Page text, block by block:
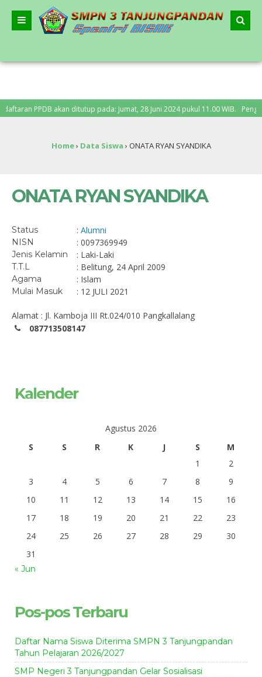
PPDB akan ditutup pada: Jumat, 28 Juni 2024 pukul 11.00 WIB.
Home› Data Siswa › ONATA RYAN SYANDIKA
ONATA RYAN SYANDIKA
Status : Alumni
NISN : 0097369949
Jenis Kelamin : Laki-Laki
T.T.L : Belitung, 24 April 2009
Agama : Islam
Mulai Masuk : 12 JULI 2021
Alamat : Jl. Kamboja III Rt.024/010 Pangkallalang
087713508147
Kalender
Agustus 2026
S
S R K J S
M
1
2
3
4 5 6 7 8
9
10
11 12 13 14 15
16
17
18 19 20 21 22
23
24
25 26 27 28 29
30
31
« Jun
Pos-pos Terbaru
Daftar Nama Siswa Diterima SMPN 3 Tanjungpandan
Tahun Pelajaran 2026/2027
SMP Negeri 3 Tanjungpandan Gelar Sosialisasi